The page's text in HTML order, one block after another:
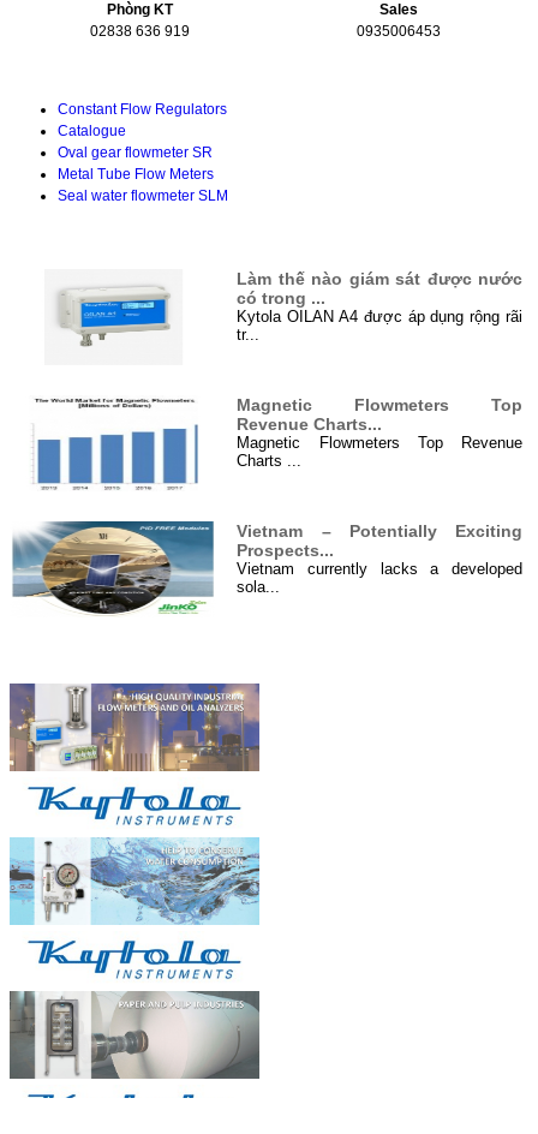
Phòng KT
02838 636 919
Sales
0935006453
Constant Flow Regulators
Catalogue
Oval gear flowmeter SR
Metal Tube Flow Meters
Seal water flowmeter SLM
Làm thế nào giám sát được nước
có trong ...
Kytola OILAN A4 được áp dụng rộng rãi
tr...
Magnetic Flowmeters Top
Revenue Charts...
Magnetic Flowmeters Top Revenue
Charts ...
Vietnam – Potentially Exciting
Prospects...
Vietnam currently lacks a developed
sola...
Hệ thống cung cấp điện năng lượng mặt
tr...
I. Đôi điều về xử lý nước thải ...
OILCOL giám sát chất lượng dầu
tản nhiệ...
nhiệt,...